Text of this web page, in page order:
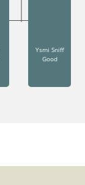
Ysmi Sniff
Good